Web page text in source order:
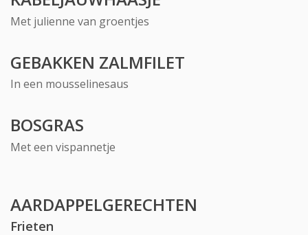
Met julienne van groentjes
GEBAKKEN ZALMFILET
In een mousselinesaus
BOSGRAS
Met een vispannetje
AARDAPPELGERECHTEN
Frieten